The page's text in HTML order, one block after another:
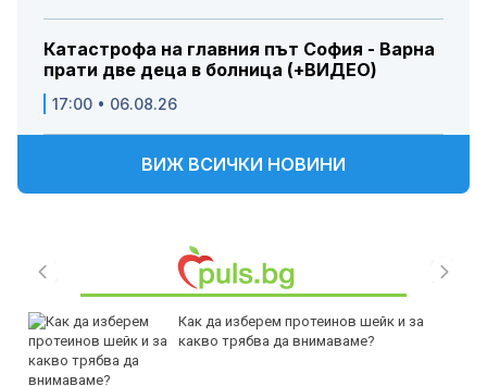
Катастрофа на главния път София - Варна
прати две деца в болница (+ВИДЕО)
17:00 • 06.08.26
ВИЖ ВСИЧКИ НОВИНИ
Как да изберем протеинов шейк и за
какво трябва да внимаваме?